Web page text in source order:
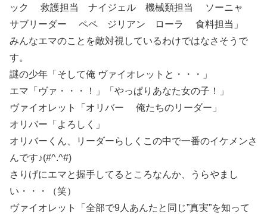
ック 救護担当 ナイジェル 機械類担当 ソーニャ
サブリーダー ペペ ジリアン ローラ 食料担当」
みんなエマのことを敵対視しているわけではなさそうで
す。
謎の少年「そして俺 ヴァイオレットと・・・」
エマ「ヴァ・・・！」「やっぱりあなた女の子！」
ヴァイオレット「オリバー 俺たちのリーダー」
オリバー「よろしく」
オリバーくん、リーダーらしくこの中で一番のイケメンさ
んです♪(#^.^#)
さりげにエマと握手してるところなんか、うらやまし
い・・・（笑）
ヴァイオレット「全部で9人あんたと同じ”真実”を知って